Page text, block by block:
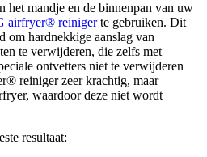
het mandje en de binnenpan van uw
airfryer® reinigerte gebruiken. Dit
om hardnekkige aanslag van
te verwijderen, die zelfs met
ontvetters niet te verwijderen
reiniger zeer krachtig, maar
waardoor deze niet wordt
resultaat: